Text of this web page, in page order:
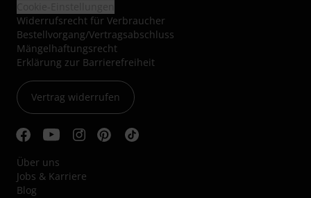
Widerrufsrecht für Verbraucher
Bestellvorgang/Vertragsabschluss
Mängelhaftungsrecht
Erklärung zur Barrierefreiheit
Vertrag widerrufen
Über uns
Jobs & Karriere
Blog